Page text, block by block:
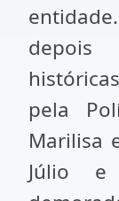
depois
pela
Marilisa
Júlio e